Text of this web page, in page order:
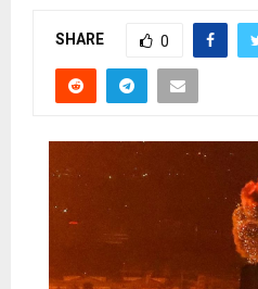
SHARE 0